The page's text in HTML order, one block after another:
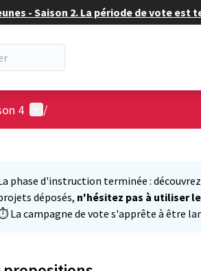
- Saison 2. La période de vote est
4 Menu utilisateur
/
phase d'instruction terminée :
déposés, n'hésitez pas à utiliser
La campagne de vote s'apprête à être